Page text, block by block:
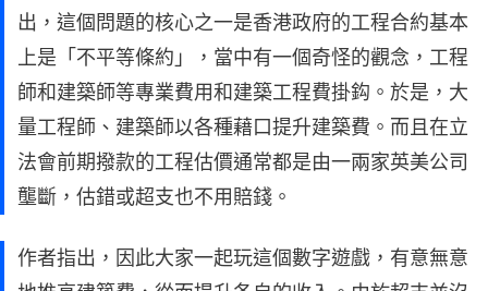
出，這個問題的核心之一是香港政府的工程合約基本
上是「不平等條約」，當中有一個奇怪的觀念，工程
師和建築師等專業費用和建築工程費掛鈎。於是，大
量工程師、建築師以各種藉口提升建築費。而且在立
法會前期撥款的工程估價通常都是由一兩家英美公司
壟斷，估錯或超支也不用賠錢。
作者指出，因此大家一起玩這個數字遊戲，有意無意